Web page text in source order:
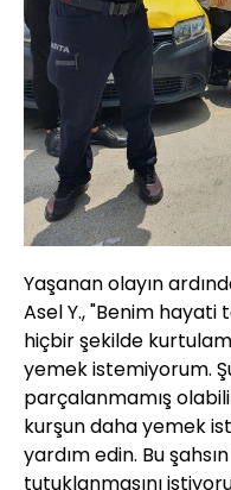
Yaşanan olayın
Asel Y., "Benim hayati
hiçbir şekilde
yemek istemiyorum.
parçalanmamış
kurşun daha yemek
yardım edin. Bu
tutuklanmasını